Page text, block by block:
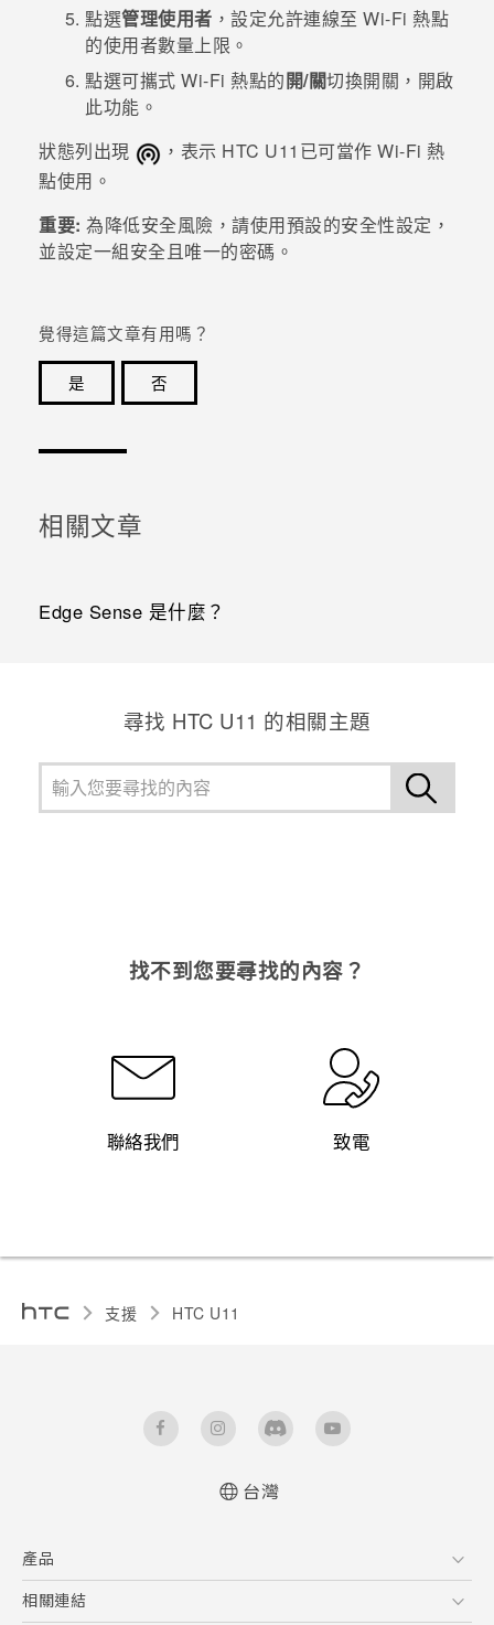
點選管理使用者 ，設定允許連線至 Wi-Fi 熱點
的使用者數量上限。
點選可攜式 Wi-Fi 熱點的開/關切換開關，開啟
此功能。
狀態列出現
，表示 HTC U11 已可當作 Wi-Fi 熱
點使用。
重要: 為降低安全風險，請使用預設的安全性設定，
並設定一組安全且唯一的密碼。
覺得這篇文章有用嗎？
是
否
相關文章
Edge Sense 是什麼？
尋找 HTC U11 的相關主題
找不到您要尋找的內容？
聯絡我們 致電
支援 HTC U11‎
台灣
產品
5G
相關連結